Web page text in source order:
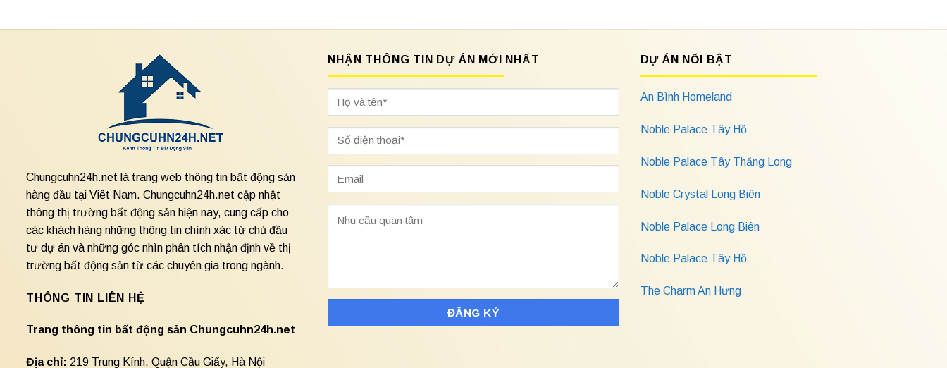
Chungcuhn24h.net là trang web thông tin bất động sản
hàng đầu tại Việt Nam. Chungcuhn24h.net cập nhật
thông thị trường bất động sản hiện nay, cung cấp cho
các khách hàng những thông tin chính xác từ chủ đầu
tư dự án và những góc nhìn phân tích nhận định về thị
trường bất động sản từ các chuyên gia trong ngành.
THÔNG TIN LIÊN HỆ
Trang thông tin bất động sản Chungcuhn24h.net
Địa chỉ: 219 Trung Kính, Quận Cầu Giấy, Hà Nội
NHẬN THÔNG TIN DỰ ÁN MỚI NHẤT DỰ ÁN NỔI BẬT
An Bình Homeland
Noble Palace Tây Hồ
Noble Palace Tây Thăng Long
Noble Crystal Long Biên
Noble Palace Long Biên
Noble Palace Tây Hồ
The Charm An Hưng